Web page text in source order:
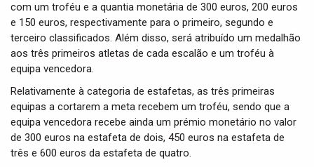
com um troféu e a quantia monetária de 300 euros, 200 euros
e 150 euros, respectivamente para o primeiro, segundo e
terceiro classificados. Além disso, será atribuído um medalhão
aos três primeiros atletas de cada escalão e um troféu à
equipa vencedora.
Relativamente à categoria de estafetas, as três primeiras
equipas a cortarem a meta recebem um troféu, sendo que a
equipa vencedora recebe ainda um prémio monetário no valor
de 300 euros na estafeta de dois, 450 euros na estafeta de
três e 600 euros da estafeta de quatro.